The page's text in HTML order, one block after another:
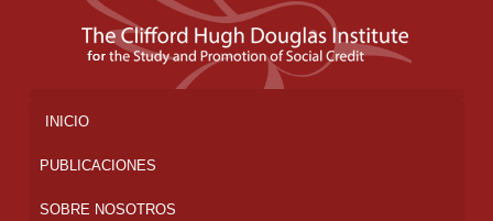
INICIO
PUBLICACIONES
SOBRE NOSOTROS